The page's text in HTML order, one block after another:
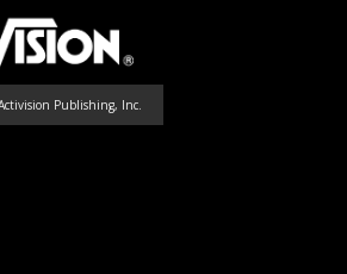
Publishing, Inc.